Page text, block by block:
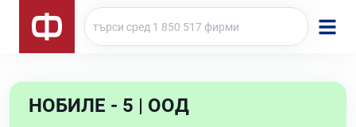
НОБИЛЕ - 5 | ООД